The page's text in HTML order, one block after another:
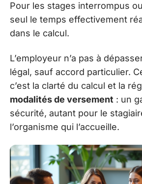
Pour les stages interrompus
seul le temps effectivement
dans le calcul.
L’employeur n’a pas à
légal, sauf accord particulier.
c’est la clarté du calcul et la
modalités de versement : un
sécurité, autant pour le
l’organisme qui l’accueille.